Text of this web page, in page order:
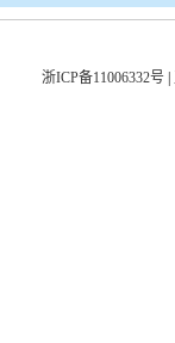
浙ICP备11006332号